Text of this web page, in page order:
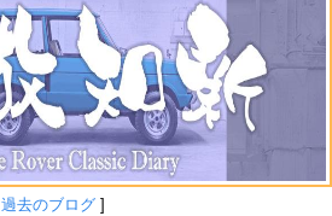
過去のブログ ]